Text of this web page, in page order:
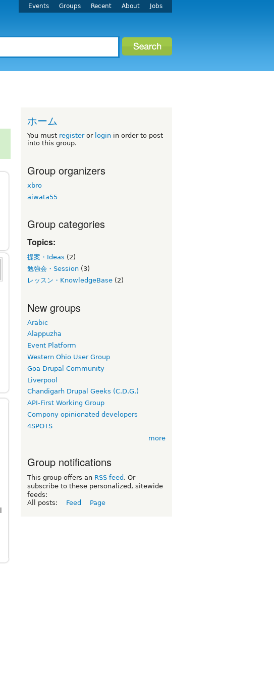
Events Groups Recent About Jobs
ホーム
You must registeror login in order to post
into this group.
Group organizers
xbro
aiwata55
Group categories
Topics:
提案・Ideas (2)
勉強会・Session (3)
レッスン・KnowledgeBase (2)
New groups
Arabic
Alappuzha
Event Platform
Western Ohio User Group
Goa Drupal Community
Liverpool
Chandigarh Drupal Geeks (C.D.G.)
API-First Working Group
Compony opinionated developers
4SPOTS
more
Group notifications
This group offers an RSS feed . Or
subscribe to these personalized, sitewide
feeds:
All posts:
Feed Page